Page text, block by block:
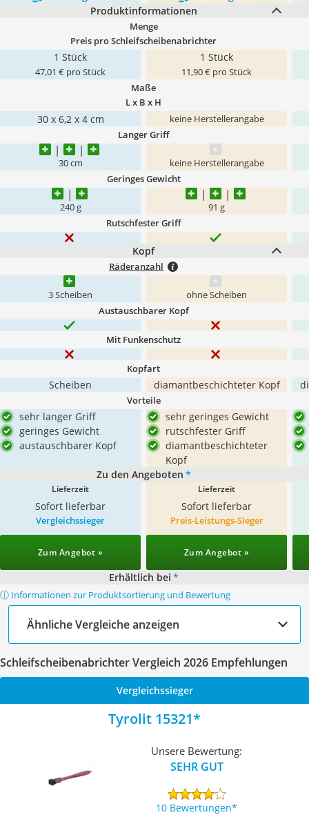
Produktinformationen
Menge
Preis pro Schleifscheibenabrichter
1 Stück
47,01 € pro Stück
1 Stück
11,90 € pro Stück
Maße
L x B x H
30 x 6,2 x 4 cm keine Herstellerangabe
Langer Griff
30 cm keine Herstellerangabe
Geringes Gewicht
240 g 91 g
Rutschfester Griff
Kopf
Räderanzahl
3 Scheiben ohne Scheiben
Austauschbarer Kopf
Mit Funkenschutz
Kopfart
Scheiben diamantbeschichteter Kopf
Vorteile
sehr langer Griff
geringes Gewicht
austauschbarer Kopf
sehr geringes Gewicht
rutschfester Griff
diamantbeschichteter
Kopf
Zu den Angeboten *
Lieferzeit
Sofort lieferbar
Lieferzeit
Sofort lieferbar
Vergleichssieger
Zum Angebot »
Preis-Leistungs-Sieger
Zum Angebot »
Erhältlich bei *
ⓘ Informationen zur Produktsortierung und Bewertung
Ähnliche Vergleiche anzeigen
Schleifscheibenabrichter Vergleich 2026 Empfehlungen
Vergleichssieger
Tyrolit 15321
Unsere Bewertung:
SEHR GUT
10 Bewertungen